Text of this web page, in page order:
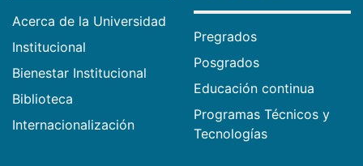
Acerca de la Universidad
Institucional
Bienestar Institucional
Biblioteca
Internacionalización
Pregrados
Posgrados
Educación continua
Programas Técnicos y
Tecnologías